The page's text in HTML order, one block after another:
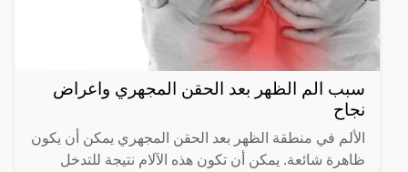
سبب الم الظهر بعد الحقن المجهري واعراض
نجاح
الألم في منطقة الظهر بعد الحقن المجهري يمكن أن يكون
ظاهرة شائعة. يمكن أن تكون هذه الآلام نتيجة للتدخل